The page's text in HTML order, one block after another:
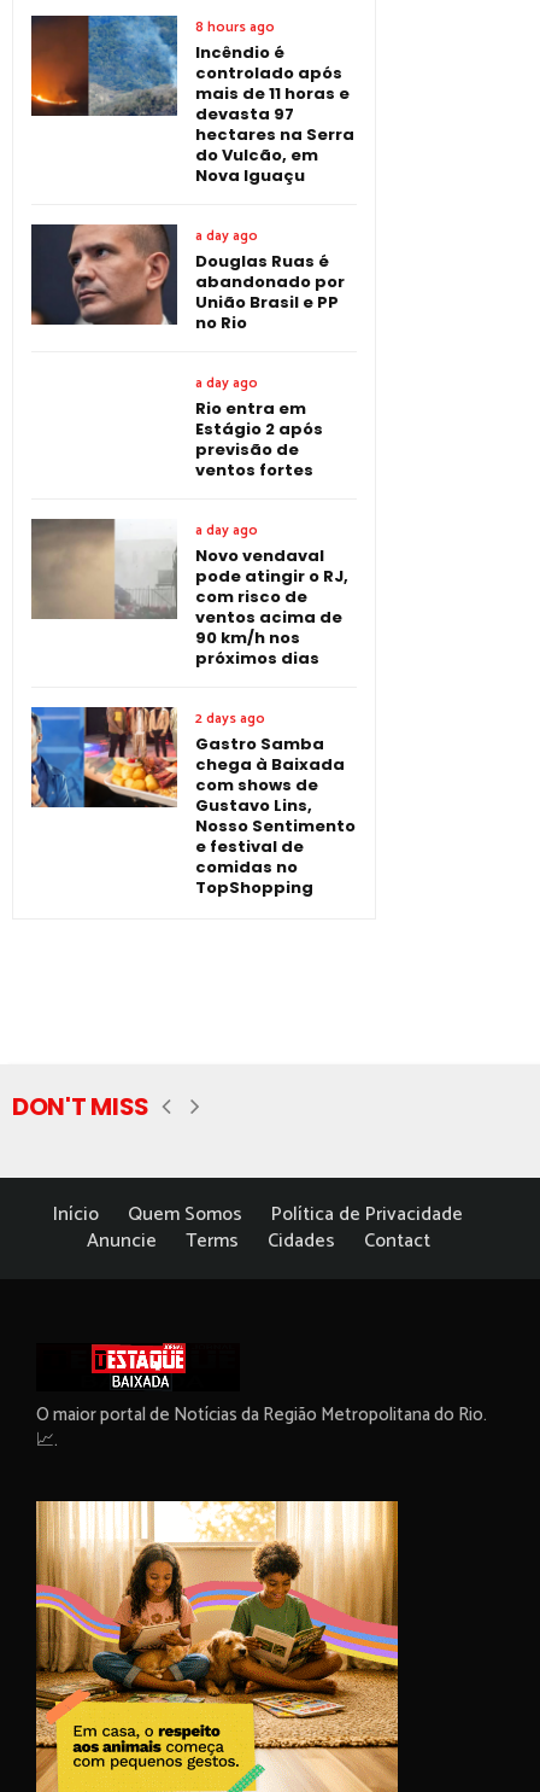
8 hours ago
Incêndio é
controlado após
mais de 11 horas e
devasta 97
hectares na Serra
do Vulcão, em
Nova Iguaçu
a day ago
Douglas Ruas é
abandonado por
União Brasil e PP
no Rio
a day ago
Rio entra em
Estágio 2 após
previsão de
ventos fortes
a day ago
Novo vendaval
pode atingir o RJ,
com risco de
ventos acima de
90 km/h nos
próximos dias
2 days ago
Gastro Samba
chega à Baixada
com shows de
Gustavo Lins,
Nosso Sentimento
e festival de
comidas no
TopShopping
DON'T MISS
Início Quem Somos
Política de Privacidade
Anuncie
Terms Cidades Contact
O maior portal de Notícias da Região Metropolitana do Rio.
📈.